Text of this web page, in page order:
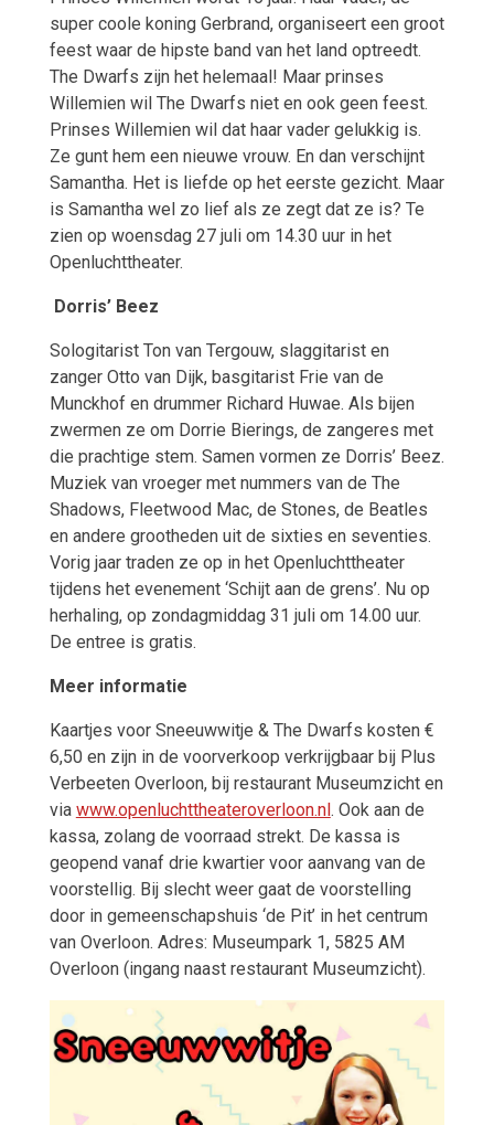
super coole koning Gerbrand, organiseert een groot
feest waar de hipste band van het land optreedt.
The Dwarfs zijn het helemaal! Maar prinses
Willemien wil The Dwarfs niet en ook geen feest.
Prinses Willemien wil dat haar vader gelukkig is.
Ze gunt hem een nieuwe vrouw. En dan verschijnt
Samantha. Het is liefde op het eerste gezicht. Maar
is Samantha wel zo lief als ze zegt dat ze is? Te
zien op woensdag 27 juli om 14.30 uur in het
Openluchttheater.
Dorris’ Beez
Sologitarist Ton van Tergouw, slaggitarist en
zanger Otto van Dijk, basgitarist Frie van de
Munckhof en drummer Richard Huwae. Als bijen
zwermen ze om Dorrie Bierings, de zangeres met
die prachtige stem. Samen vormen ze Dorris’ Beez.
Muziek van vroeger met nummers van de The
Shadows, Fleetwood Mac, de Stones, de Beatles
en andere grootheden uit de sixties en seventies.
Vorig jaar traden ze op in het Openluchttheater
tijdens het evenement ‘Schijt aan de grens’. Nu op
herhaling, op zondagmiddag 31 juli om 14.00 uur.
De entree is gratis.
Meer informatie
Kaartjes voor Sneeuwwitje & The Dwarfs kosten €
6,50 en zijn in de voorverkoop verkrijgbaar bij Plus
Verbeeten Overloon, bij restaurant Museumzicht en
via www.openluchttheateroverloon.nl. Ook aan de
kassa, zolang de voorraad strekt. De kassa is
geopend vanaf drie kwartier voor aanvang van de
voorstellig. Bij slecht weer gaat de voorstelling
door in gemeenschapshuis ‘de Pit’ in het centrum
van Overloon. Adres: Museumpark 1, 5825 AM
Overloon (ingang naast restaurant Museumzicht).